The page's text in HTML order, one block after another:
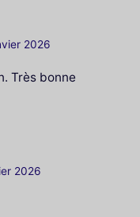
2026
Très bonne
2026